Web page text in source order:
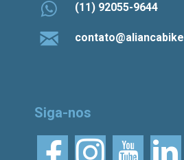
(11) 92055-9644
Siga-nos